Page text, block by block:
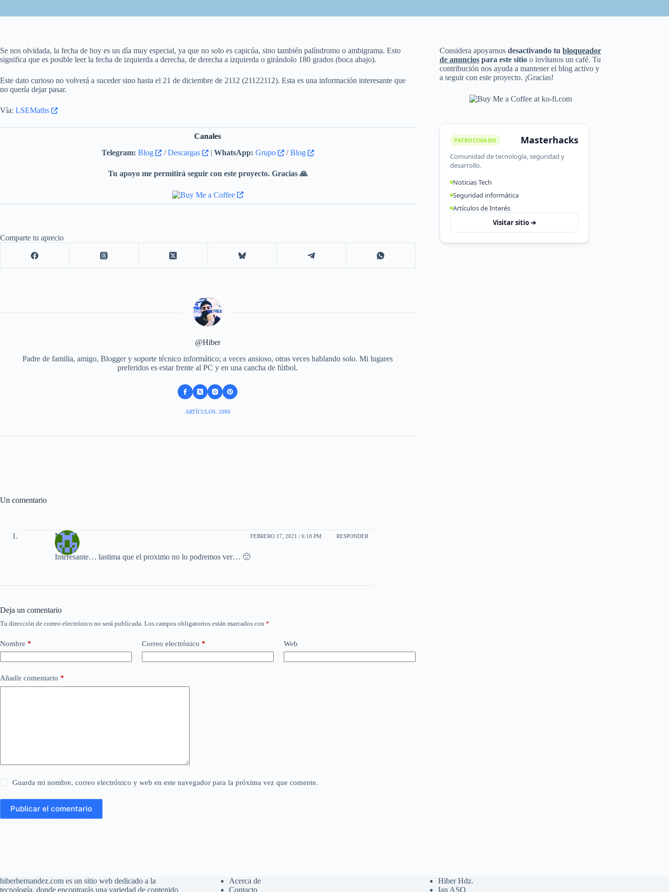
Se nos olvidada, la fecha de hoy es un día muy especial, ya que no solo es capicúa, sino también palíndromo o ambigrama. Esto
significa que es posible leer la fecha de izquierda a derecha, de derecha a izquierda o girándolo 180 grados (boca abajo).
Este dato curioso no volverá a suceder sino hasta el 21 de diciembre de 2112 (21122112). Esta es una información interesante que
no quería dejar pasar.
Vía: LSEMaths
Canales
Telegram: Blog /Descargas | WhatsApp: Grupo /Blog
Tu apoyo me permitirá seguir con este proyecto. Gracias 🙏
Comparte tu aprecio
@Hiber
Padre de familia, amigo, Blogger y soporte técnico informático; a veces ansioso, otras veces hablando solo. Mi lugares
preferidos es estar frente al PC y en una cancha de fútbol.
ARTÍCULOS: 2080
Considera apoyarnosdesactivando tubloqueador
de anuncios para este sitio o invítanos un café. Tu
contribución nos ayuda a mantener el blog activo y
a seguir con este proyecto. ¡Gracias!
PATROCINADO Masterhacks
Comunidad de tecnología, seguridad y
desarrollo.
Noticias Tech
Seguridad informática
Artículos de Interés
Visitar sitio ➔
Un comentario
Miguel FEBRERO 17, 2021 / 6:18 PM RESPONDER
Interesante… lastima que el proximo no lo podremos ver… 🙁
Deja un comentario
Tu dirección de correo electrónico no será publicada. Los campos obligatorios están marcados con *
Nombre * Correo electrónico * Web
Añadir comentario *
Guarda mi nombre, correo electrónico y web en este navegador para la próxima vez que comente.
Publicar el comentario
hiberhernandez.com es un sitio web dedicado a la
tecnología, donde encontrarás una variedad de contenido
Acerca de
Contacto
Hiber Hdz.
Ian ASO